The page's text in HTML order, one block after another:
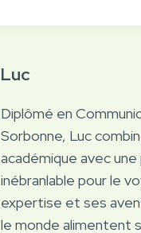
Luc
Diplômé en
Sorbonne, Luc
académique avec une
inébranlable pour le
expertise et ses
le monde alimentent